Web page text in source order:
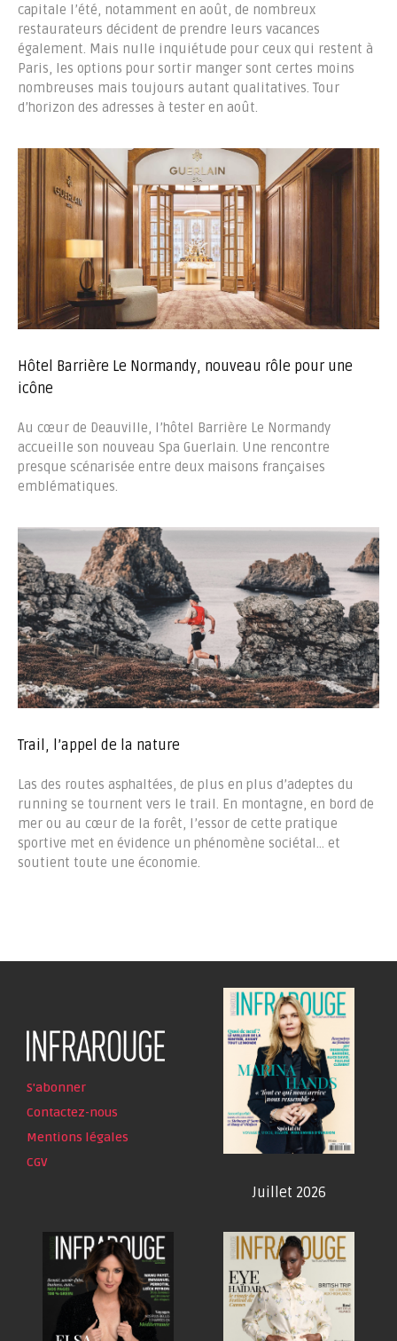
capitale l’été, notamment en août, de nombreux
restaurateurs décident de prendre leurs vacances
également. Mais nulle inquiétude pour ceux qui restent à
Paris, les options pour sortir manger sont certes moins
nombreuses mais toujours autant qualitatives. Tour
d’horizon des adresses à tester en août.
Hôtel Barrière Le Normandy, nouveau rôle pour une
icône
Au cœur de Deauville, l’hôtel Barrière Le Normandy
accueille son nouveau Spa Guerlain. Une rencontre
presque scénarisée entre deux maisons françaises
emblématiques.
Trail, l’appel de la nature
Las des routes asphaltées, de plus en plus d’adeptes du
running se tournent vers le trail. En montagne, en bord de
mer ou au cœur de la forêt, l’essor de cette pratique
sportive met en évidence un phénomène sociétal… et
soutient toute une économie.
S'abonner
Contactez-nous
Mentions légales
CGV
Juillet 2026